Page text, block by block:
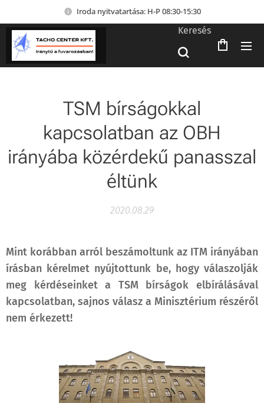
Iroda nyitvatartása: H-P 08:30-15:30
Keresés
TSM bírságokkal
kapcsolatban az OBH
irányába közérdekű panasszal
éltünk
2020.08.29
Mint korábban arról beszámoltunk az ITM irányában
írásban kérelmet nyújtottunk be, hogy válaszolják
meg kérdéseinket a TSM bírságok elbírálásával
kapcsolatban, sajnos válasz a Minisztérium részéről
nem érkezett!